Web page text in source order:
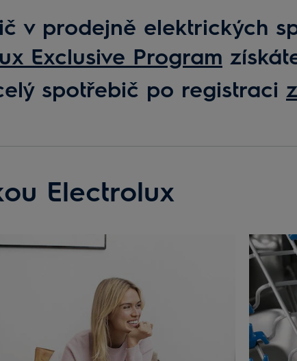
v prodejně elektrických
Exclusive Program
spotřebič po registraci
Electrolux